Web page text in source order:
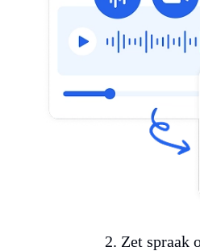
2. Zet spraak